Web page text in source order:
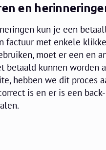
en
kun je een
factuur met enkele
moet er een en
betaald kunnen worden
hebben we dit proces
is en er is een